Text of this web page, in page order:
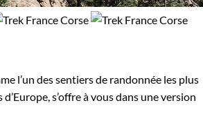
l’un des sentiers de randonnée les plus
s’offre à vous dans une version